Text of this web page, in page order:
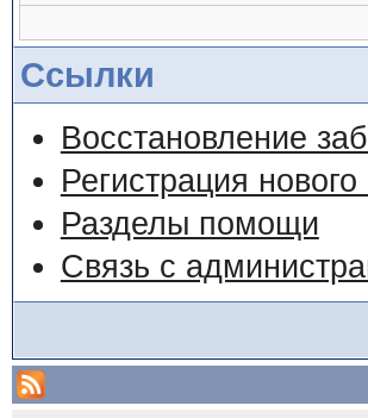
Ссылки
Восстановление
Регистрация
Разделы помощи
Связь с